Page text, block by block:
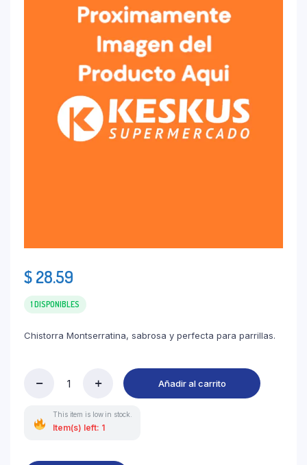
$28.59
1 DISPONIBLES
Chistorra Montserratina, sabrosa y perfecta para parrillas.
Añadir al carrito
This item is low in stock.
Item(s) left: 1